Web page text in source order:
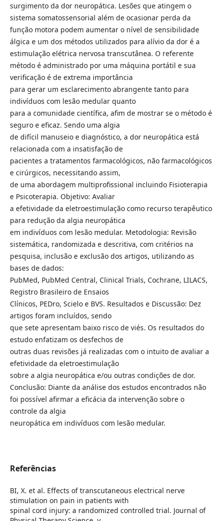
surgimento da dor neuropática. Lesões que atingem o
sistema somatossensorial além de ocasionar perda da
função motora podem aumentar o nível de sensibilidade
álgica e um dos métodos utilizados para alívio da dor é a
estimulação elétrica nervosa transcutânea. O referente
método é administrado por uma máquina portátil e sua
verificação é de extrema importância
para gerar um esclarecimento abrangente tanto para
indivíduos com lesão medular quanto
para a comunidade científica, afim de mostrar se o método é
seguro e eficaz. Sendo uma algia
de difícil manuseio e diagnóstico, a dor neuropática está
relacionada com a insatisfação de
pacientes a tratamentos farmacológicos, não farmacológicos
e cirúrgicos, necessitando assim,
de uma abordagem multiprofissional incluindo Fisioterapia
e Psicoterapia. Objetivo: Avaliar
a efetividade da eletroestimulação como recurso terapêutico
para redução da algia neuropática
em indivíduos com lesão medular. Metodologia: Revisão
sistemática, randomizada e descritiva, com critérios na
pesquisa, inclusão e exclusão dos artigos, utilizando as
bases de dados:
PubMed, PubMed Central, Clinical Trials, Cochrane, LILACS,
Registro Brasileiro de Ensaios
Clínicos, PEDro, Scielo e BVS. Resultados e Discussão: Dez
artigos foram incluídos, sendo
que sete apresentam baixo risco de viés. Os resultados do
estudo enfatizam os desfechos de
outras duas revisões já realizadas com o intuito de avaliar a
efetividade da eletroestimulação
sobre a algia neuropática e/ou outras condições de dor.
Conclusão: Diante da análise dos estudos encontrados não
foi possível afirmar a eficácia da intervenção sobre o
controle da algia
neuropática em indivíduos com lesão medular.
Referências
BI, X. et al. Effects of transcutaneous electrical nerve
stimulation on pain in patients with
spinal cord injury: a randomized controlled trial. Journal of